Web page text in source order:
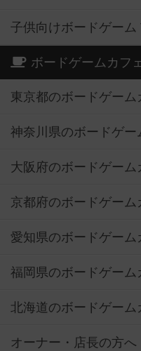
子供向けボードゲーム
ボードゲームカフェ
東京都のボードゲーム
神奈川県のボードゲー
大阪府のボードゲーム
京都府のボードゲーム
愛知県のボードゲーム
福岡県のボードゲーム
北海道のボードゲーム
オーナー・店長の方へ